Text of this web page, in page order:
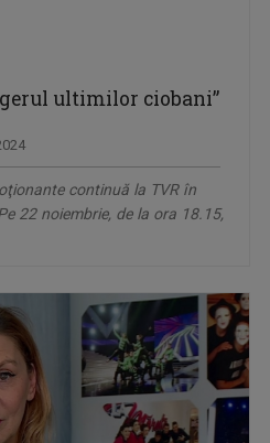
ultimilor ciobani”
continuă la TVR în
22 noiembrie, de la ora 18.15,